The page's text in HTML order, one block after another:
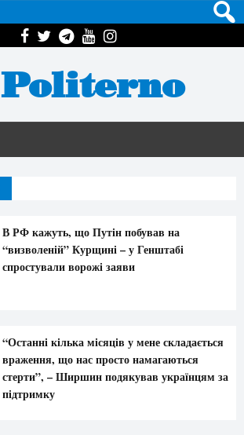
Politerno
В РФ кажуть, що Путін побував на
“визволеній” Курщині – у Генштабі
спростували ворожі заяви
“Останні кілька місяців у мене складається
враження, що нас просто намагаються
стерти”, – Ширшин подякував українцям за
підтримку